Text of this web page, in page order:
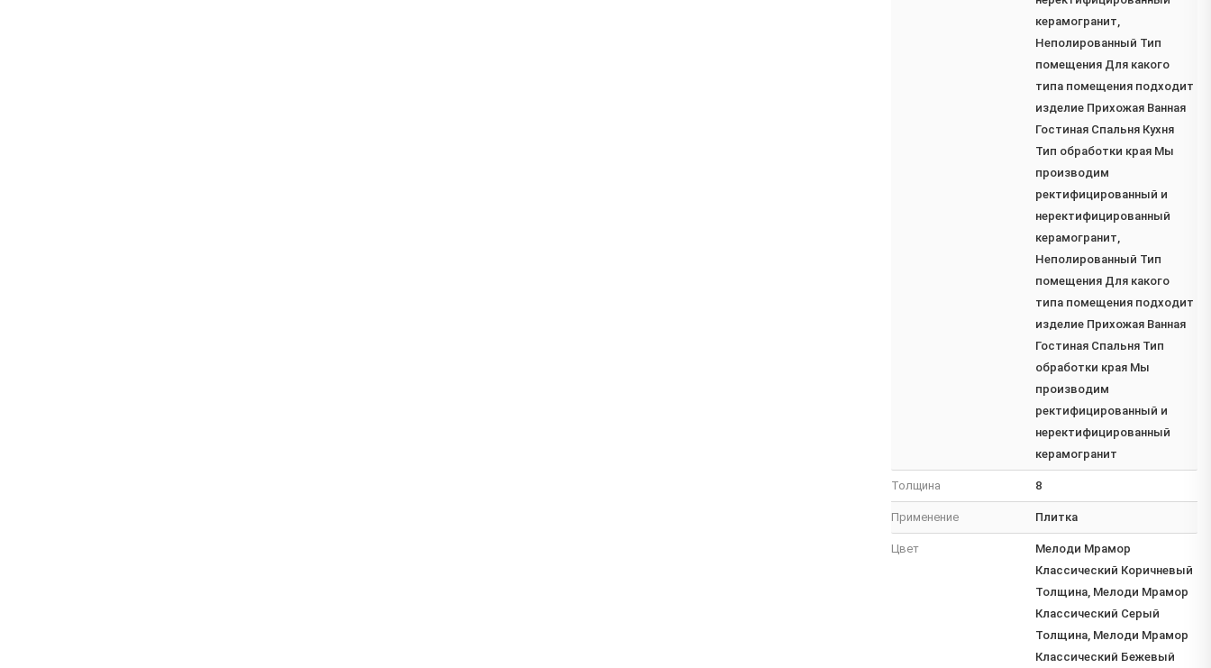
керамогранит,
Неполированный Тип
помещения Для какого
типа помещения подходит
изделие Прихожая Ванная
Гостиная Спальня Кухня
Тип обработки края Мы
производим
ректифицированный и
неректифицированный
керамогранит,
Неполированный Тип
помещения Для какого
типа помещения подходит
изделие Прихожая Ванная
Гостиная Спальня Тип
обработки края Мы
производим
ректифицированный и
неректифицированный
керамогранит
Толщина 8
Применение Плитка
Цвет
Мелоди Мрамор
Классический Коричневый
Толщина, Мелоди Мрамор
Классический Серый
Толщина, Мелоди Мрамор
Классический Бежевый